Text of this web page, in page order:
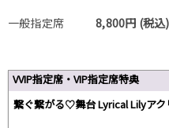
一般指定席 8,800円 (税込)
VVIP指定席・VIP指定席特典
繋ぐ繋がる♡舞台 Lyrical Lilyアク